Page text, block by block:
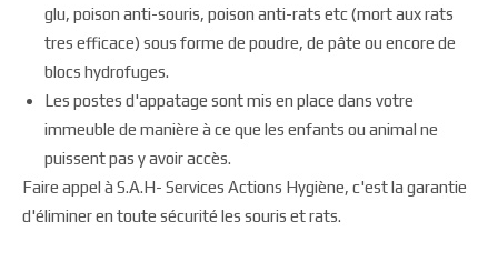
glu, poison anti-souris, poison anti-rats etc (mort aux rats
tres efficace) sous forme de poudre, de pâte ou encore de
blocs hydrofuges.
Les postes d'appatage sont mis en place dans votre
immeuble de manière à ce que les enfants ou animal ne
puissent pas y avoir accès.
Faire appel à S.A.H- Services Actions Hygiène, c'est la garantie
d'éliminer en toute sécurité les souris et rats.